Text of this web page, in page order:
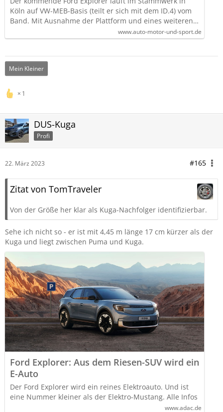
Köln auf VW-MEB-Basis (teilt er sich mit dem ID.4) vom
Band. Mit Ausnahme der Plattform und eines weiteren…
www.auto-motor-und-sport.de
Mein Kleiner
1
DUS-Kuga
Profi
22. März 2023 #165
Zitat von TomTraveler
Von der Größe her klar als Kuga-Nachfolger identifizierbar.
Sehe ich nicht so - er ist mit 4,45 m länge 17 cm kürzer als der
Kuga und liegt zwischen Puma und Kuga.
Ford Explorer: Aus dem Riesen-SUV wird ein
E-Auto
Der Ford Explorer wird ein reines Elektroauto. Und ist
eine Nummer kleiner als der Elektro-Mustang. Alle Infos
www.adac.de